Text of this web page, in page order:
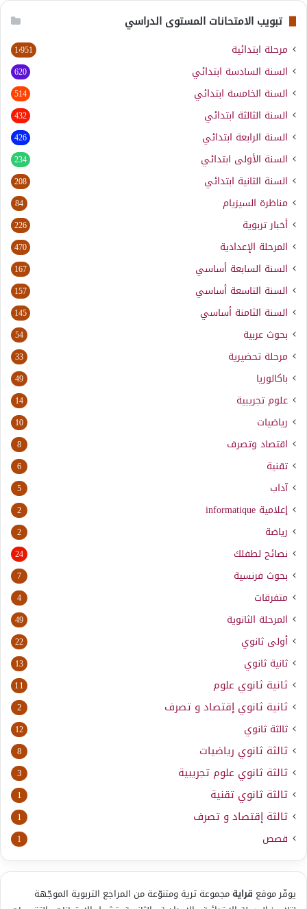
تبويب الامتحانات المستوى الدراسي
مرحلة ابتدائية 1٬951
السنة السادسة ابتدائي 620
السنة الخامسة ابتدائي 514
السنة الثالثة ابتدائي 432
السنة الرابعة ابتدائي 426
السنة الأولى ابتدائي 234
السنة الثانية ابتدائي 208
مناظرة السيزيام 84
أخبار تربوية 226
المرحلة الإعدادية 470
السنة السابعة أساسي 167
السنة التاسعة أساسي 157
السنة الثامنة أساسي 145
بحوث عربية 54
مرحلة تحضيرية 33
باكالوريا 49
علوم تجريبية 14
رياضيات 10
اقتصاد وتصرف 8
تقنية 6
آداب 5
إعلامية informatique
2
رياضة 2
نصائح لطفلك 24
بحوث فرنسية 7
متفرقات 4
المرحلة الثانوية 49
أولى ثانوي 22
ثانية ثانوي 13
ثانية ثانوي علوم 11
ثانية ثانوي إقتصاد و تصرف 2
ثالثة ثانوي 12
ثالثة ثانوي رياضيات 8
ثالثة ثانوي علوم تجريبية 3
ثالثة ثانوي تقنية 1
ثالثة إقتصاد و تصرف 1
قصص 1
يوفّر موقع قرايةمجموعة ثرية ومتنوّعة من المراجع التربوية الموجّهة